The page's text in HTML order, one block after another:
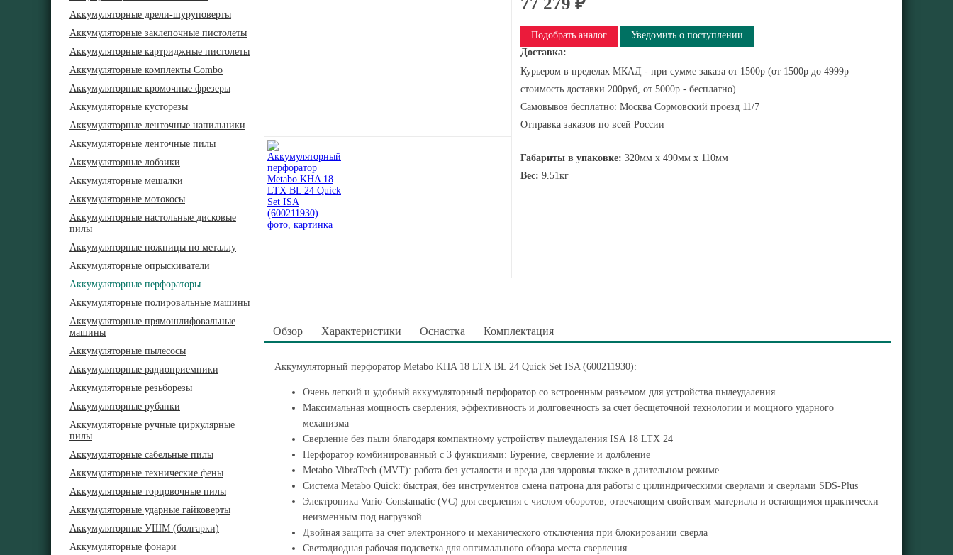
Аккумуляторные дрели-шуруповерты
Аккумуляторные заклепочные пистолеты
Аккумуляторные картриджные пистолеты
Аккумуляторные комплекты Combo
Аккумуляторные кромочные фрезеры
Аккумуляторные кусторезы
Аккумуляторные ленточные напильники
Аккумуляторные ленточные пилы
Аккумуляторные лобзики
Аккумуляторные мешалки
Аккумуляторные мотокосы
Аккумуляторные настольные дисковые
пилы
Аккумуляторные ножницы по металлу
Аккумуляторные опрыскиватели
Аккумуляторные перфораторы
Аккумуляторные полировальные машины
Аккумуляторные прямошлифовальные
машины
Аккумуляторные пылесосы
Аккумуляторные радиоприемники
Аккумуляторные резьборезы
Аккумуляторные рубанки
Аккумуляторные ручные циркулярные
пилы
Аккумуляторные сабельные пилы
Аккумуляторные технические фены
Аккумуляторные торцовочные пилы
Аккумуляторные ударные гайковерты
Аккумуляторные УШМ (болгарки)
Аккумуляторные фонари
Подобрать аналог
Уведомить о поступлении
Доставка:
Курьером в пределах МКАД - при сумме заказа от 1500р (от 1500р до 4999р
стоимость доставки 200руб, от 5000р - бесплатно)
Самовывоз бесплатно: Москва Сормовский проезд 11/7
Отправка заказов по всей России
Габариты в упаковке: 320мм x 490мм x 110мм
Вес: 9.51кг
Обзор Характеристики Оснастка Комплектация
Аккумуляторный перфоратор Metabo KHA 18 LTX BL 24 Quick Set ISA (600211930):
Очень легкий и удобный аккумуляторный перфоратор со встроенным разъемом для устройства пылеудаления
Максимальная мощность сверления, эффективность и долговечность за счет бесщеточной технологии и мощного ударного
механизма
Сверление без пыли благодаря компактному устройству пылеудаления ISA 18 LTX 24
Перфоратор комбинированный с 3 функциями: Бурение, сверление и долбление
Metabo VibraTech (MVT): работа без усталости и вреда для здоровья также в длительном режиме
Система Metabo Quick: быстрая, без инструментов смена патрона для работы с цилиндрическими сверлами и сверлами SDS-Plus
Электроника Vario-Constamatic (VC) для сверления с числом оборотов, отвечающим свойствам материала и остающимся практически
неизменным под нагрузкой
Двойная защита за счет электронного и механического отключения при блокировании сверла
Светодиодная рабочая подсветка для оптимального обзора места сверления